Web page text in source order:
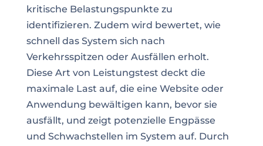
kritische Belastungspunkte zu
identifizieren. Zudem wird bewertet, wie
schnell das System sich nach
Verkehrsspitzen oder Ausfällen erholt.
Diese Art von Leistungstest deckt die
maximale Last auf, die eine Website oder
Anwendung bewältigen kann, bevor sie
ausfällt, und zeigt potenzielle Engpässe
und Schwachstellen im System auf. Durch